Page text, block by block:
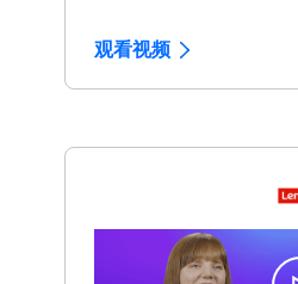
观看视频